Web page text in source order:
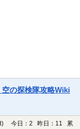
の探検隊攻略Wiki
今日：2 昨日：11 累